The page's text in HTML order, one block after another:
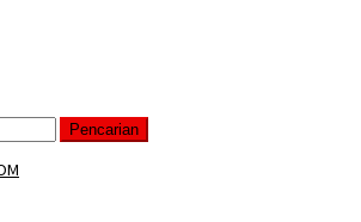
Pencarian